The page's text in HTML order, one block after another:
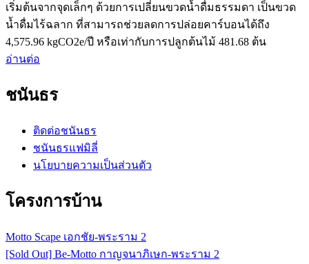
เริ่มต้นจากจุดเล็กๆ ด้วยการเปลี่ยนขวดน้ำดื่มธรรมดา เป็นขวด
น้ำดื่มไร้ฉลาก ที่สามารถช่วยลดการปล่อยคาร์บอนได้ถึง
4,575.96 kgCO2e/ปี หรือเท่ากับการปลูกต้นไม้ 481.68 ต้น​
อ่านต่อ
ชนันธร
ติดต่อชนันธร
ชนันธรแฟมิลี่
นโยบายความเป็นส่วนตัว
โครงการบ้าน
Motto Scape เอกชัย-พระราม 2
[Sold Out] Be-Motto กาญจนาภิเษก-พระราม 2